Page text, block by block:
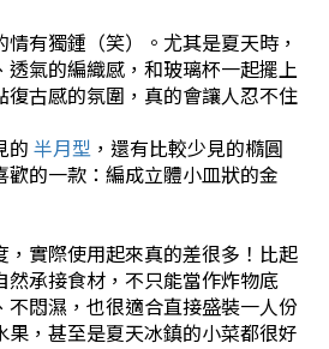
有獨鍾（笑）。 尤其是夏天時，
氣的編織感，和玻璃杯一起擺上
復古感的氛圍，真的會讓人忍不住
的 半月型 ，還有比較少見的橢圓
的一款：編成立體小皿狀的金
實際使用起來真的差很多！ 比起
然承接食材，不只能當作炸物底
悶濕，也很適合直接盛裝一人份
果，甚至是夏天冰鎮的小菜都很好